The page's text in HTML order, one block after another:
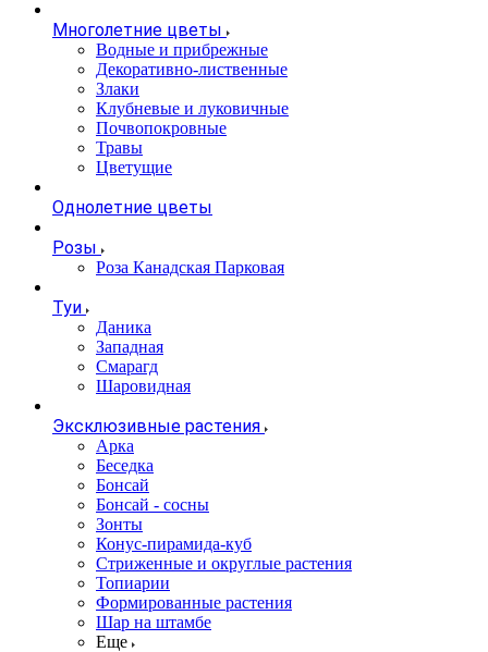
Многолетние цветы
Водные и прибрежные
Декоративно-лиственные
Злаки
Клубневые и луковичные
Почвопокровные
Травы
Цветущие
Однолетние цветы
Розы
Роза Канадская Парковая
Туи
Даника
Западная
Смарагд
Шаровидная
Эксклюзивные растения
Арка
Беседка
Бонсай
Бонсай - сосны
Зонты
Конус-пирамида-куб
Стриженные и округлые растения
Топиарии
Формированные растения
Шар на штамбе
Еще